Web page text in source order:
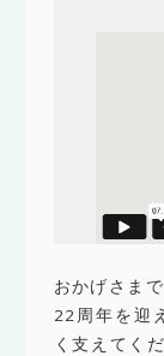
おかげさま
22周年を迎
く支えてく